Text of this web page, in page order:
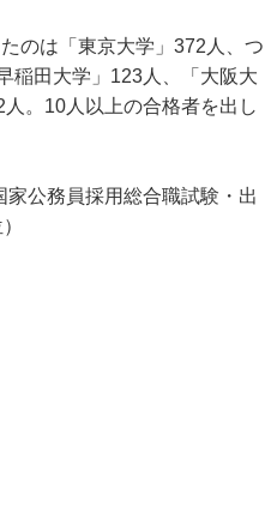
のは「東京大学」372人、つ
稲田大学」123人、「大阪大
。10人以上の合格者を出し
公務員採用総合職試験・出